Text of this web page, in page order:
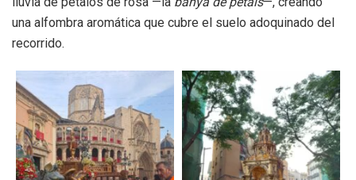
una alfombra aromática que cubre el suelo adoquinado del
recorrido.